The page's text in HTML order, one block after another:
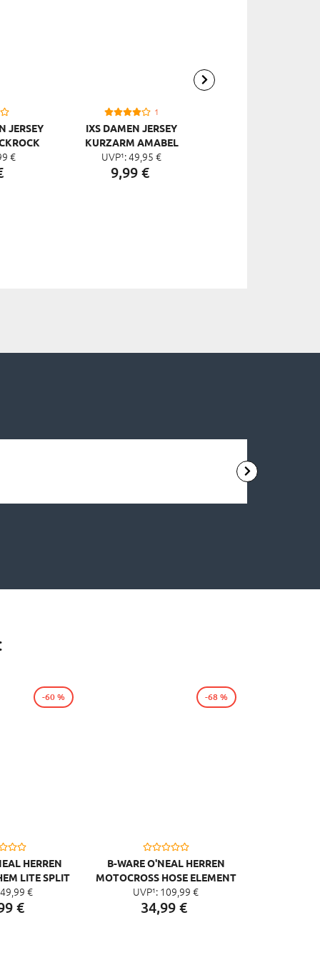
JERSEY
€
1
IXS DAMEN JERSEY
KURZARM AMABEL
UVP¹:49, 95 €
9,99 €
HERREN
LITE SPLIT
49, 99 €
€
-60 %
B-WARE O'NEAL HERREN
MOTOCROSS HOSE ELEMENT
RACEWEAR V.22
UVP¹: 109, 99 €
34,99€
-68 %